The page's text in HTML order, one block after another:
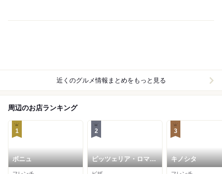
近くのグルメ情報まとめをもっと見る
周辺のお店ランキング
1
ボニュ
2
ピッツェリア・ロマー
ナ・イル・ペンティー
3
キノシタ